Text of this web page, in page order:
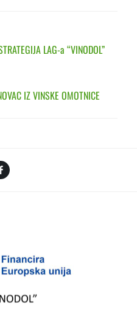
LAG-a “VINODOL”
IZ VINSKE OMOTNICE